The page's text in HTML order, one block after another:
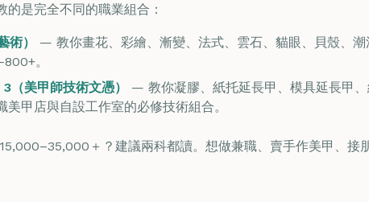
是完全不同的職業組合：
）
— 教你畫花、彩繪、漸變、法式、雲石、貓眼、貝殼、
。
美甲師技術文憑）
— 教你凝膠、紙托延長甲、模具延長甲
甲店與自設工作室的必修技術組合。
＋？建議兩科都讀。想做兼職、賣手作美甲、接